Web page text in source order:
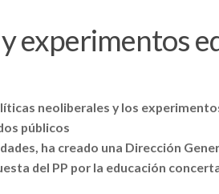
experimentos
neoliberales y los
públicos
ha creado una Dirección
del PP por la educación